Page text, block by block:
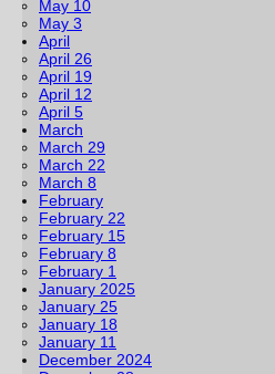
May 10
May 3
April
April 26
April 19
April 12
April 5
March
March 29
March 22
March 8
February
February 22
February 15
February 8
February 1
January 2025
January 25
January 18
January 11
December 2024